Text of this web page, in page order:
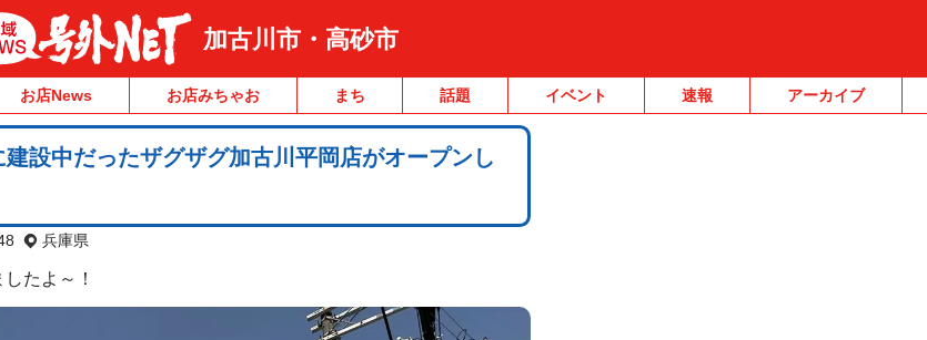
加古川市・高砂市
お店News お店みちゃお まち 話題 イベント 速報 アーカイブ
建設中だったザグザグ加古川平岡店がオープンし
兵庫県
たよ～！